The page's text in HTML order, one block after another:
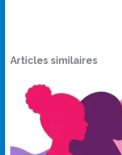
Articles similaires